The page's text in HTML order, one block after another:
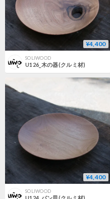
¥4,400
SOLIWOOD
U126_木の器(クルミ材)
¥4,400
SOLIWOOD